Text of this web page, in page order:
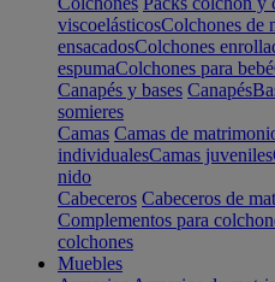
viscoelásticosColchones de
ensacadosColchones
espumaColchones para bebé
Canapés y bases Canapés
somieres
Camas Camas de
individualesCamas juveniles
nido
Cabeceros Cabeceros de
Complementos para
colchones
Muebles